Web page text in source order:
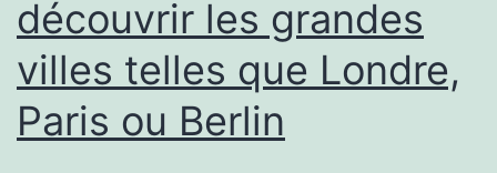
découvrir les grandes
villes telles que Londre,
Paris ou Berlin